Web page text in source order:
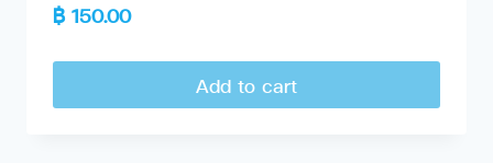
฿ 150.00
Add to cart